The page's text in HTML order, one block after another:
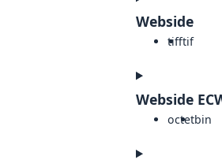
Webside
tifftif
Webside
octetbin